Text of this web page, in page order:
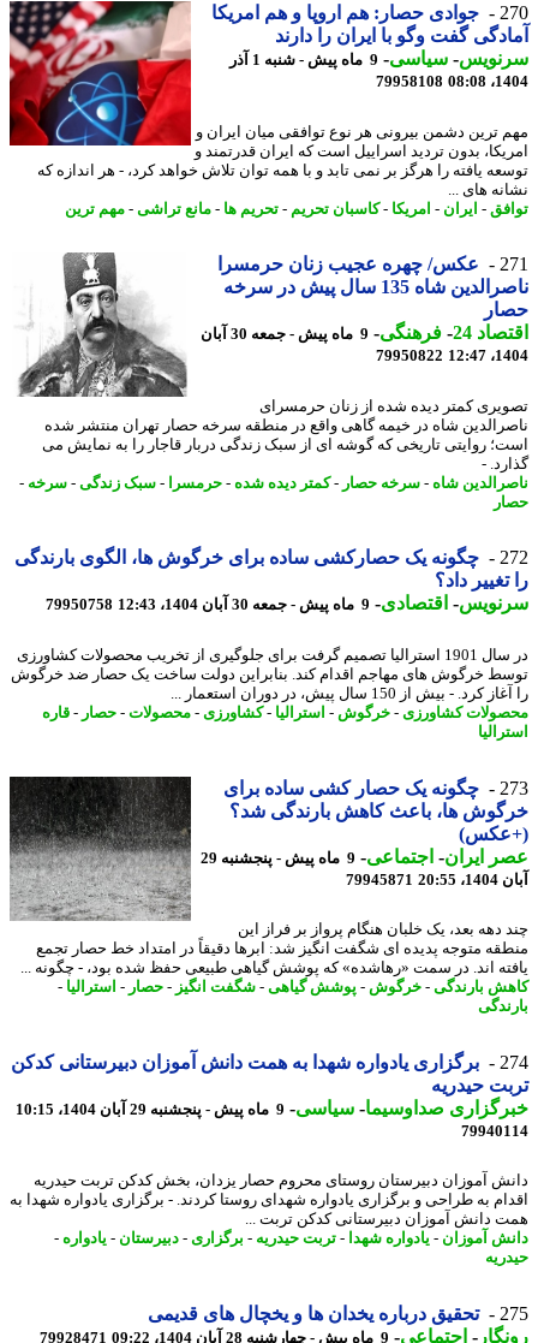
جوادی حصار: هم اروپا و هم امریکا
گفت وگو با ایران را دارند
-سیاسی-
9 ماه پیش - شنبه 1 آذر
79958108
ترین دشمن بیرونی هر نوع توافقی میان ایران و
بدون تردید اسراییل است که ایران قدرتمند و
یافته را هرگز بر نمی تابد و با همه توان تلاش خواهد کرد، - هر اندازه که
های ...
-ایران - امریکا- کاسبان تحریم- تحریم ها- مانع تراشی -مهم ترین
عکس/ چهره عجیب زنان حرمسرا
ناصرالدین شاه 135 سال پیش در سرخه
24
-فرهنگی-
9 ماه پیش - جمعه 30 آبان
79950822
کمتر دیده شده از زنان حرمسرای
شاه در خیمه گاهی واقع در منطقه سرخه حصار تهران منتشر شده
روایتی تاریخی که گوشه ای از سبک زندگی دربار قاجار را به نمایش می
-
شاه -سرخه حصار-کمتر دیده شده-حرمسرا-سبک زندگی-سرخه-
چگونه یک حصارکشی ساده برای خرگوش ها، الگوی بارندگی
داد؟
-اقتصادی-9 ماه پیش - جمعه 30 آبان 1404، 12:43 79950758
در سال 1901 استرالیا تصمیم گرفت برای جلوگیری از تخریب محصولات کشاورزی
خرگوش های مهاجم اقدام کند. بنابراین دولت ساخت یک حصار ضد خرگوش
- بیش از 150 سال پیش، در دوران استعمار ...
کشاورزی- خرگوش-استرالیا- کشاورزی- محصولات-حصار-قاره
چگونه یک حصار کشی ساده برای
ها، باعث کاهش بارندگی شد؟
ایران- اجتماعی-
9 ماه پیش - پنجشنبه 29
79945871
دهه بعد، یک خلبان هنگام پرواز بر فراز این
متوجه پدیده ای شگفت انگیز شد: ابرها دقیقاً در امتداد خط حصار تجمع
اند. در سمت «رهاشده» که پوشش گیاهی طبیعی حفظ شده بود، - چگونه ...
بارندگی-خرگوش-پوشش گیاهی-شگفت انگیز -حصار-استرالیا-
برگزاری یادواره شهدا به همت دانش آموزان دبیرستانی کدکن
حیدریه
صداوسیما-سیاسی-9 ماه پیش - پنجشنبه 29 آبان 1404، 10:15
آموزان دبیرستان روستای محروم حصار یزدان، بخش کدکن تربت حیدریه
به طراحی و برگزاری یادواره شهدای روستا کردند. - برگزاری یادواره شهدا به
دانش آموزان دبیرستانی کدکن تربت ...
آموزان- یادواره شهدا-تربت حیدریه- برگزاری - دبیرستان-یادواره-
تحقیق درباره یخدان ها و یخچال های قدیمی
-اجتماعی-9 ماه پیش - چهارشنبه 28 آبان 1404، 09:22 79928471